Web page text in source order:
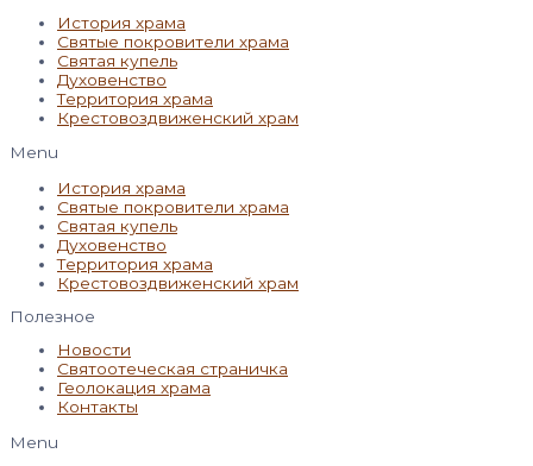
История храма
Святые покровители храма
Святая купель
Духовенство
Территория храма
Крестовоздвиженский храм
Menu
История храма
Святые покровители храма
Святая купель
Духовенство
Территория храма
Крестовоздвиженский храм
Полезное
Новости
Святоотеческая страничка
Геолокация храма
Контакты
Menu